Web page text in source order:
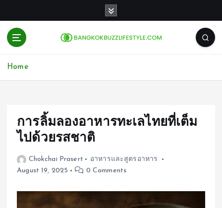
Home
การลิ้มลองอาหารทะเลไทยที่เต็ม
ไปด้วยรสชาติ
Chokchai Prasert
อาหารและสูตรอาหาร
August 19, 2025
0 Comments